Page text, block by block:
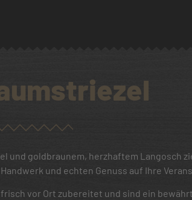
und goldbraunem, herzhaftem Langosch
und echten Genuss auf Ihre
vor Ort zubereitet und sind ein